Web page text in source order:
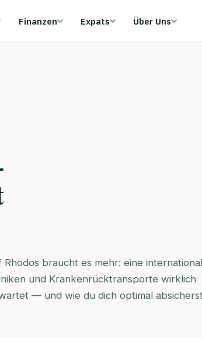
Finanzen Expats Über Uns
braucht es mehr: eine
und Krankenrücktransporte wirklich
— und wie du dich optimal